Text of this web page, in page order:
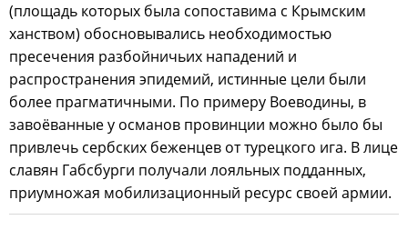
(площадь которых была сопоставима с Крымским
ханством) обосновывались необходимостью
пресечения разбойничьих нападений и
распространения эпидемий, истинные цели были
более прагматичными. По примеру Воеводины, в
завоёванные у османов провинции можно было бы
привлечь сербских беженцев от турецкого ига. В лице
славян Габсбурги получали лояльных подданных,
приумножая мобилизационный ресурс своей армии.